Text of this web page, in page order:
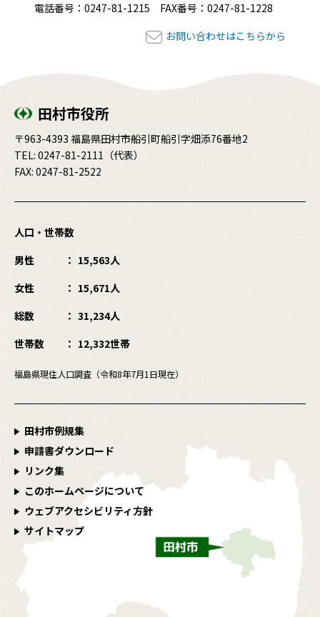
電話番号：0247-81-1215 FAX番号：0247-81-1228
お問い合わせはこちらから
田村市役所
〒963-4393 福島県田村市船引町船引字畑添76番地2
TEL: 0247-81-2111 （代表）
FAX: 0247-81-2522
人口・世帯数
男性
15,563人
女性
15,671人
総数
31,234人
世帯数
12,332世帯
福島県現住人口調査（令和8年7月1日現在）
田村市例規集
申請書ダウンロード
リンク集
このホームページについて
ウェブアクセシビリティ方針
サイトマップ